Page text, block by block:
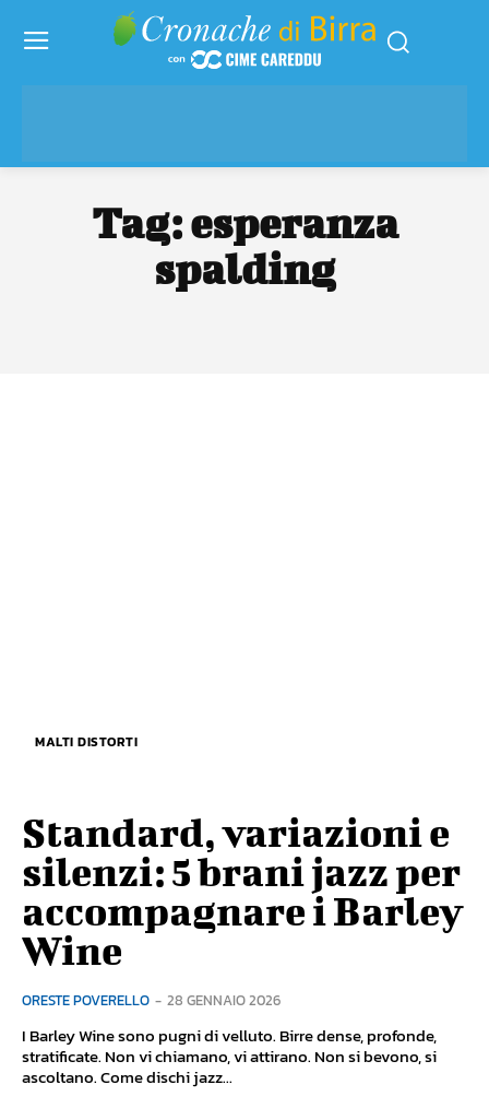
Tag:esperanza
spalding
MALTI DISTORTI
Standard, variazioni e
silenzi: 5 brani jazz per
accompagnare i Barley
Wine
ORESTE POVERELLO - 28 GENNAIO 2026
I Barley Wine sono pugni di velluto. Birre dense, profonde,
stratificate. Non vi chiamano, vi attirano. Non si bevono, si
ascoltano. Come dischi jazz...